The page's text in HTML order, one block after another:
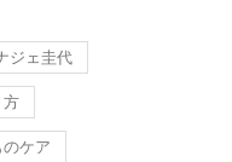
ジェ圭代
方
ケア